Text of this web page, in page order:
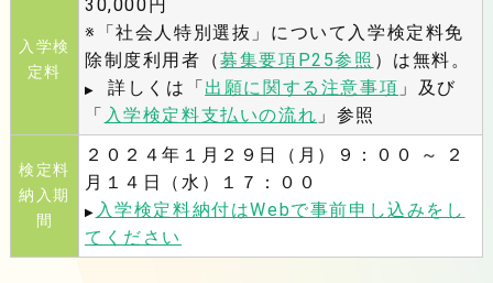
入学検
定料
30,000円
※「社会人特別選抜」について入学検定料免
除制度利用者（募集要項P25参照 ）は無料。
▶詳しくは「出願に関する注意事項 」及び
「 入学検定料支払いの流れ 」参照
検定料
納入期
間
２０２４年１月２９日（月）９：００ ～ ２
月１４日（水）１７：００
▶ 入学検定料納付はWebで事前申し込みをし
てください